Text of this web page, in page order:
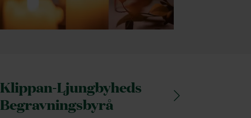
Klippan-Ljungbyheds
Begravningsbyrå